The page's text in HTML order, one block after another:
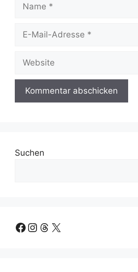
Mail-
Suchen
Facebook
Instagram
Threads
X